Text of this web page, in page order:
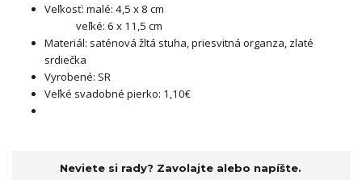
Veľkosť: malé: 4,5 x 8 cm
veľké: 6 x 11,5 cm
Materiál: saténová žltá stuha, priesvitná organza, zlaté
srdiečka
Vyrobené: SR
Veľké svadobné pierko: 1,10€
Neviete si rady? Zavolajte alebo napíšte.